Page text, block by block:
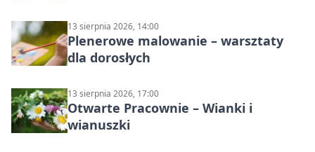
13 sierpnia 2026, 14:00
Plenerowe malowanie – warsztaty
dla dorosłych
13 sierpnia 2026, 17:00
Otwarte Pracownie – Wianki i
wianuszki